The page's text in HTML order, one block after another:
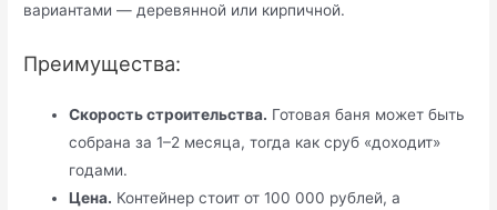
вариантами — деревянной или кирпичной.
Преимущества:
Скорость строительства. Готовая баня может быть
собрана за 1–2 месяца, тогда как сруб «доходит»
годами.
Цена. Контейнер стоит от 100 000 рублей, а